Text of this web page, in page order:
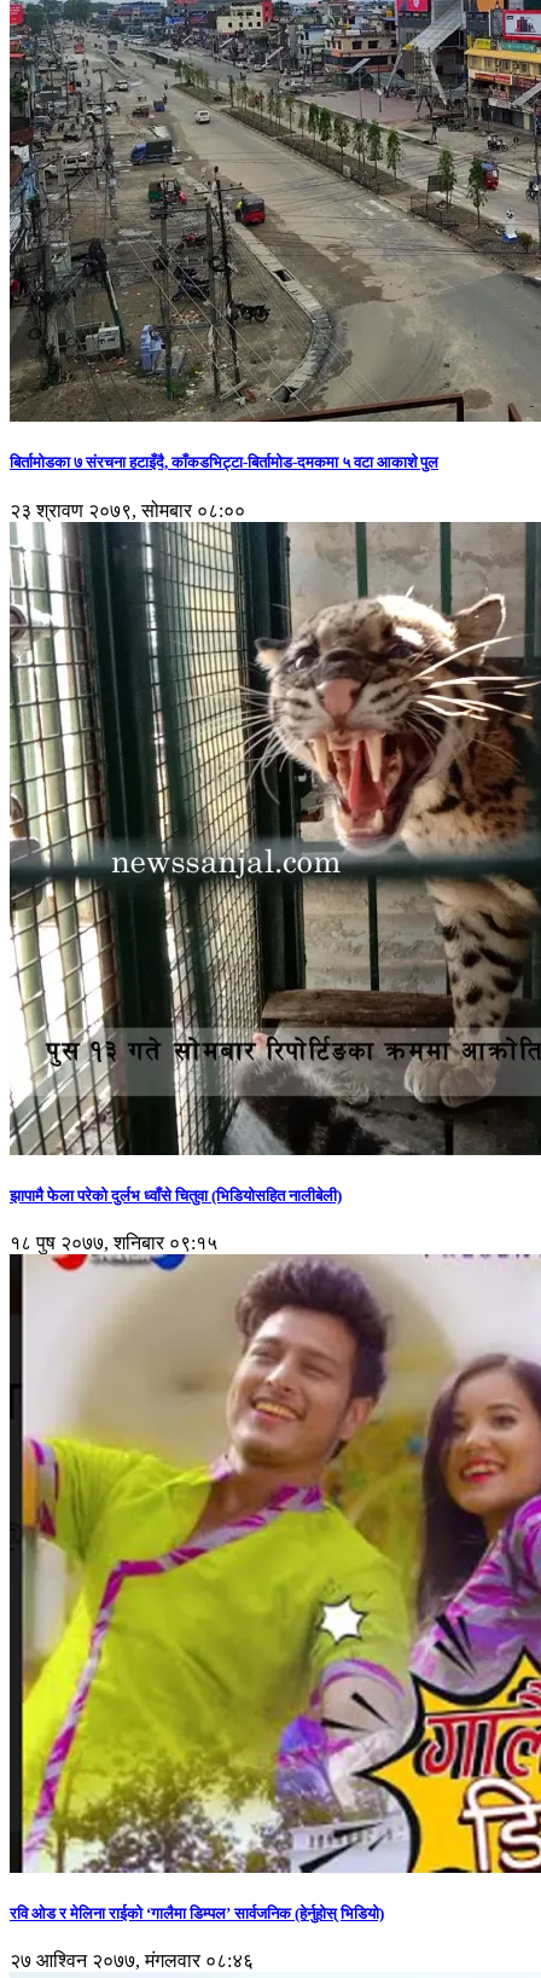
बिर्तामोडका ७ संरचना हटाइँदै, काँकडभिट्टा-बिर्तामोड-दमकमा ५ वटा आकाशे पुल
२३ श्रावण २०७९, सोमबार ०८:००
झापामै फेला परेको दुर्लभ ध्वाँसे चितुवा (भिडियोसहित नालीबेली)
१८ पुष २०७७, शनिबार ०९:१५
रवि ओड र मेलिना राईको ‘गालैमा डिम्पल’ सार्वजनिक (हेर्नुहोस् भिडियो)
२७ आश्विन २०७७, मंगलवार ०८:४६